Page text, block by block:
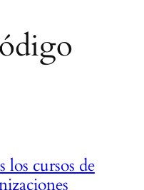
cursos de